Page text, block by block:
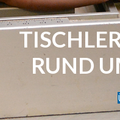
RUND